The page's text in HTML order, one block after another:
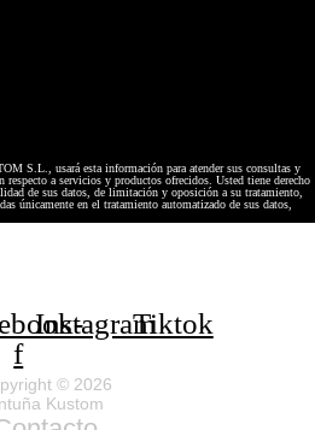
S.L., usará esta información para atender sus consultas y
a servicios y productos ofrecidos. Usted tiene derecho
de sus datos, de limitación y oposición a su tratamiento,
únicamente en el tratamiento automatizado de sus datos,
f
InstagramTiktok
© 2026
Kustom